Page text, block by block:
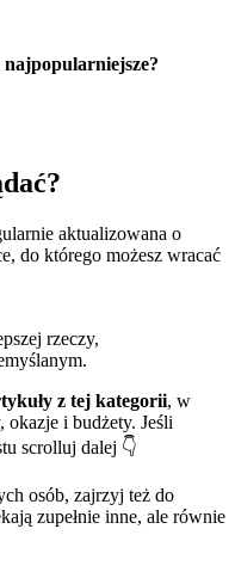
najpopularniejsze?
aktualizowana o
do którego możesz wracać
rzeczy,
z tej kategorii, w
i budżety. Jeśli
scrolluj dalej 👇
osób, zajrzyj też do
zupełnie inne, ale równie